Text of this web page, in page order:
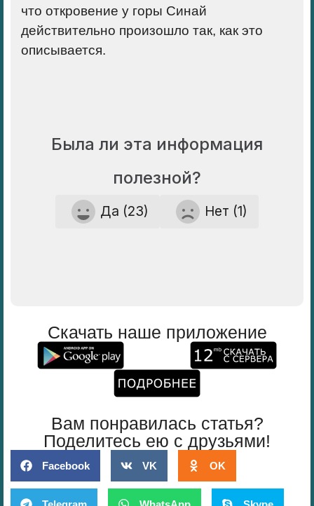
что откровение у горы Синай
действительно произошло так, как это
описывается.
Была ли эта информация
полезной?
Да (23) Нет (1)
Скачать наше приложение
Вам понравилась статья?
Поделитесь ею с друзьями!
Facebook VK OK